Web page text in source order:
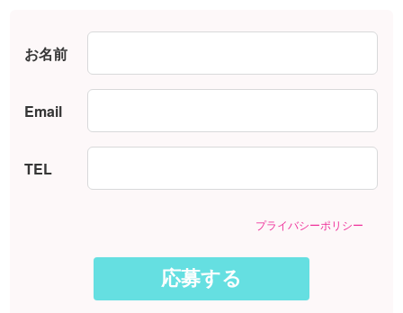
お名前
Email
TEL
プライバシーポリシー